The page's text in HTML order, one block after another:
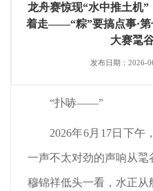
龙舟赛惊现“水中推土机
着走——“粽”要搞点事·第
大赛毣
发布日期：2026-
“扑哧——”
2026年6月17日下午
一声不太对劲的声响从毣
穆锦祥低头一看，水正